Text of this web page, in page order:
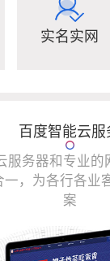
实名实网
百度智能云服
服务器和专业
，为各行各业
案